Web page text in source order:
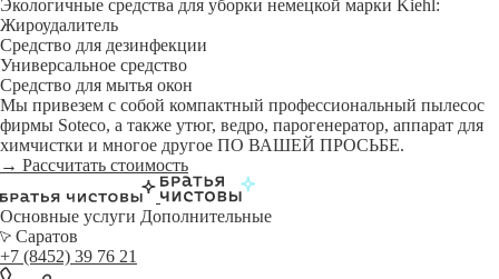
Экологичные средства для уборки немецкой марки Kiehl:
Жироудалитель
Средство для дезинфекции
Универсальное средство
Средство для мытья окон
Мы привезем с собой компактный профессиональный пылесос
фирмы Soteco, а также утюг, ведро, парогенератор, аппарат для
химчистки и многое другое ПО ВАШЕЙ ПРОСЬБЕ.
→ Рассчитать стоимость
Основные услуги Дополнительные
Саратов
+7 (8452) 39 76 21